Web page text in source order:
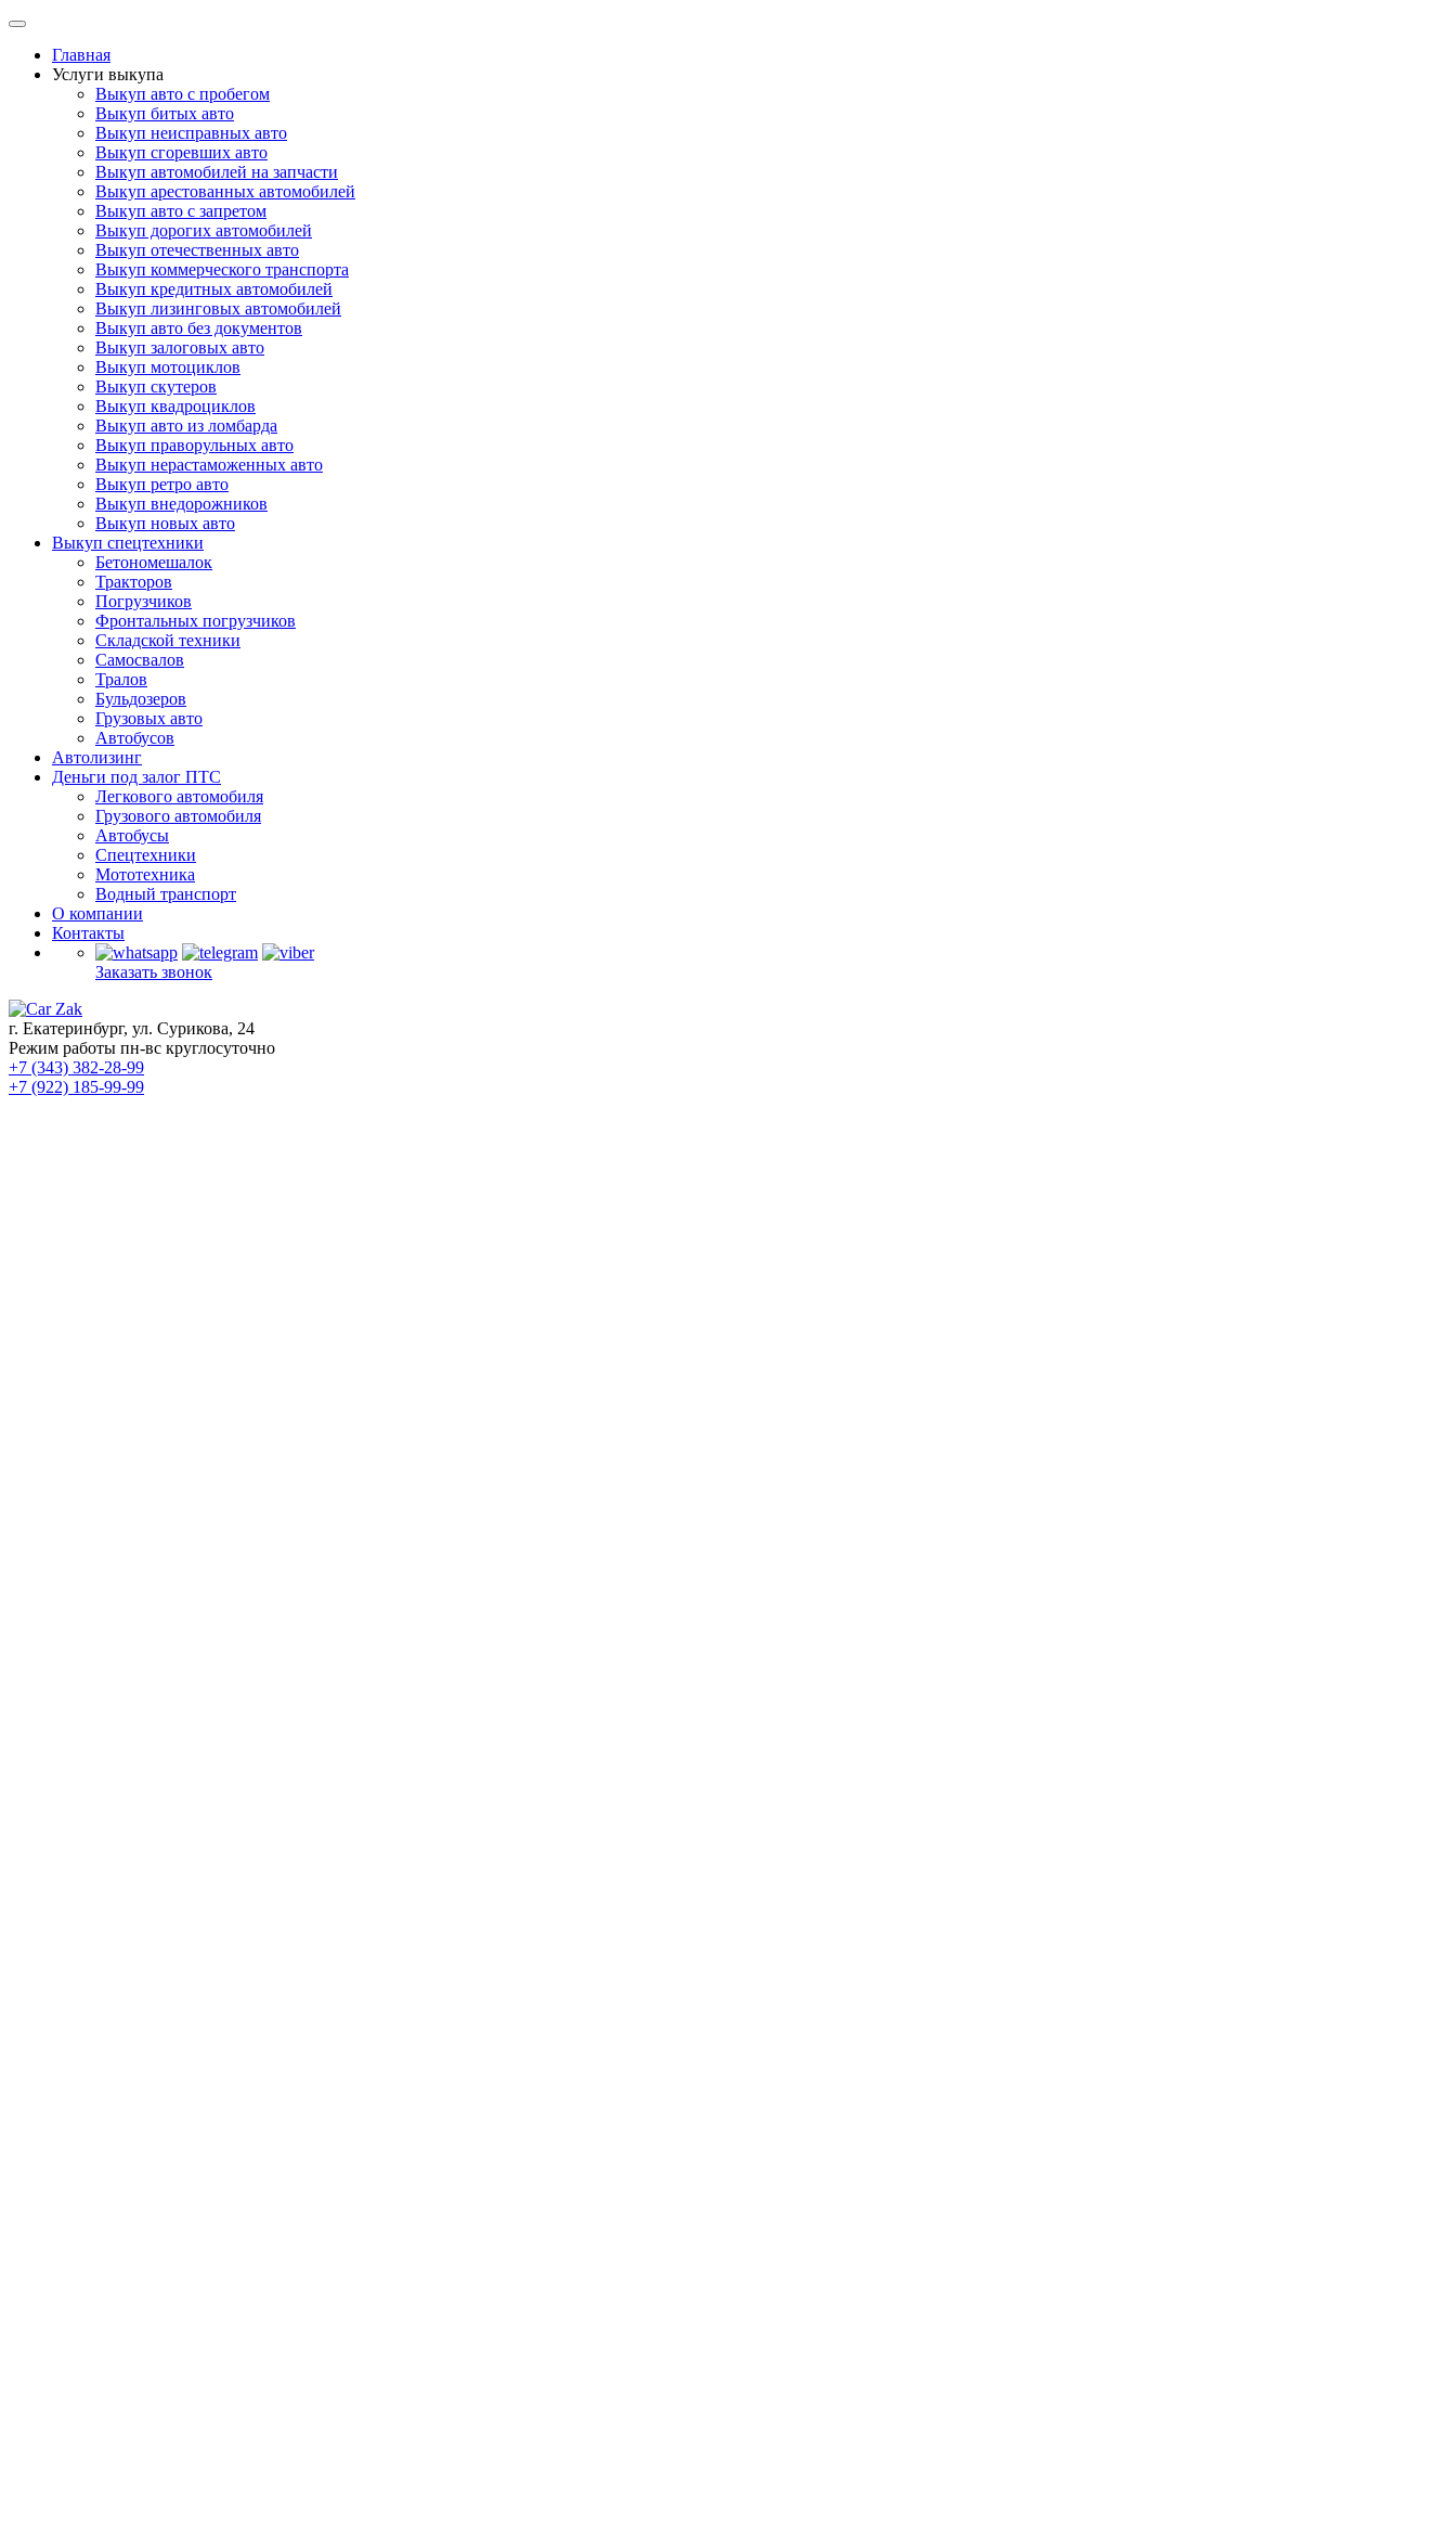
Skip
contentГлавная
Услуги выкупа
Выкуп авто с пробегом
Выкуп битых авто
Выкуп неисправных авто
Выкуп сгоревших авто
Выкуп автомобилей на запчасти
Выкуп арестованных автомобилей
Выкуп авто с запретом
Выкуп дорогих автомобилей
Выкуп отечественных авто
Выкуп коммерческого транспорта
Выкуп кредитных автомобилей
Выкуп лизинговых автомобилей
Выкуп авто без документов
Выкуп залоговых авто
Выкуп мотоциклов
Выкуп скутеров
Выкуп квадроциклов
Выкуп авто из ломбарда
Выкуп праворульных авто
Выкуп нерастаможенных авто
Выкуп ретро авто
Выкуп внедорожников
Выкуп новых авто
Выкуп спецтехники
Бетономешалок
Тракторов
Погрузчиков
Фронтальных погрузчиков
Складской техники
Самосвалов
Тралов
Бульдозеров
Грузовых авто
Автобусов
Автолизинг
Деньги под залог ПТС
Легкового автомобиля
Грузового автомобиля
Автобусы
Спецтехники
Мототехника
Водный транспорт
О компании
Контакты
Заказать звонок
г. Екатеринбург, ул. Сурикова, 24
Режим работы пн-вс круглосуточно
+7 (343) 382-28-99
+7 (922) 185-99-99